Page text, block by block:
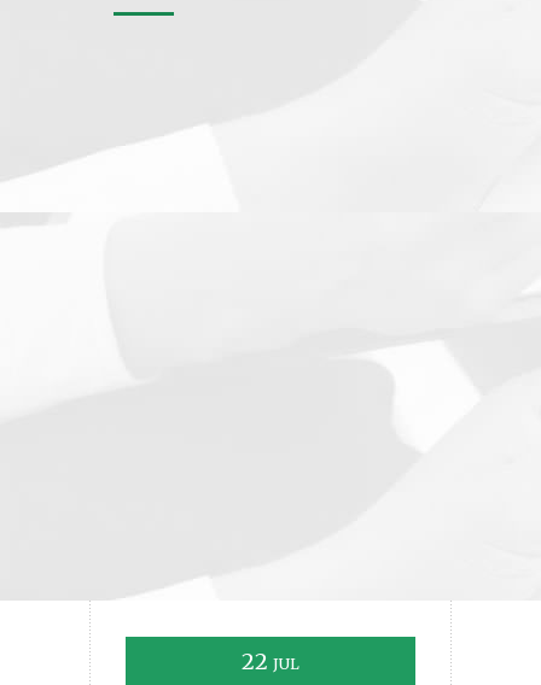
22 JUL